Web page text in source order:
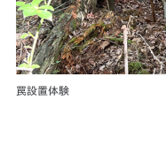
罠設置体験